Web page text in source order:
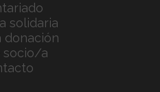
solidaria
donación
socio/a